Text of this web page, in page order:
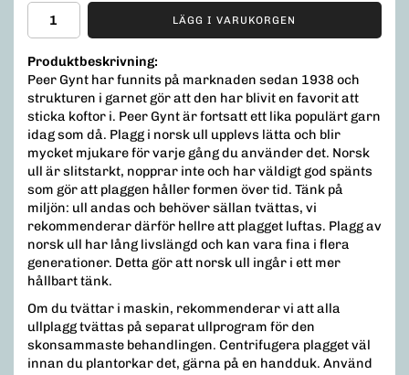
LÄGG I VARUKORGEN
Produktbeskrivning:
Peer Gynt har funnits på marknaden sedan 1938 och
strukturen i garnet gör att den har blivit en favorit att
sticka koftor i. Peer Gynt är fortsatt ett lika populärt garn
idag som då. Plagg i norsk ull upplevs lätta och blir
mycket mjukare för varje gång du använder det. Norsk
ull är slitstarkt, nopprar inte och har väldigt god spänts
som gör att plaggen håller formen över tid. Tänk på
miljön: ull andas och behöver sällan tvättas, vi
rekommenderar därför hellre att plagget luftas. Plagg av
norsk ull har lång livslängd och kan vara fina i flera
generationer. Detta gör att norsk ull ingår i ett mer
hållbart tänk.
Om du tvättar i maskin, rekommenderar vi att alla
ullplagg tvättas på separat ullprogram för den
skonsammaste behandlingen. Centrifugera plagget väl
innan du plantorkar det, gärna på en handduk. Använd